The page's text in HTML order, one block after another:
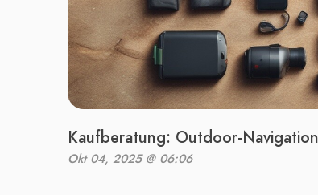
Kaufberatung: Outdoor-
Okt 04, 2025 @ 06:06